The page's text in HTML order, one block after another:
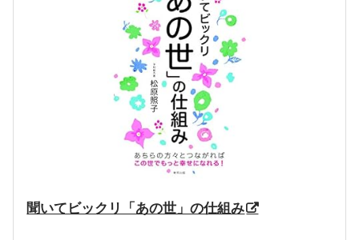
聞いてビックリ「あの世」の仕組み